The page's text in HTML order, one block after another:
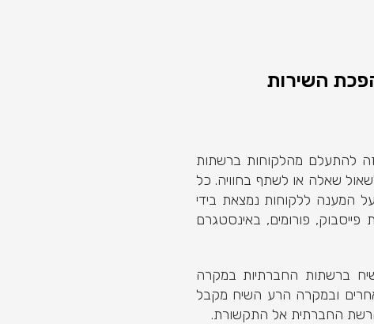
השירות
זה להתעלם מהלקוחות ברשתות
שאלה או לשתף בחוויה. כל
המענה ללקוחות נמצאת בידי
פורומים, באינסטגרם
ברשתות החברתיות במקרה
ובמקרה הרע השיח מקבל
החברתית אל התקשורת.